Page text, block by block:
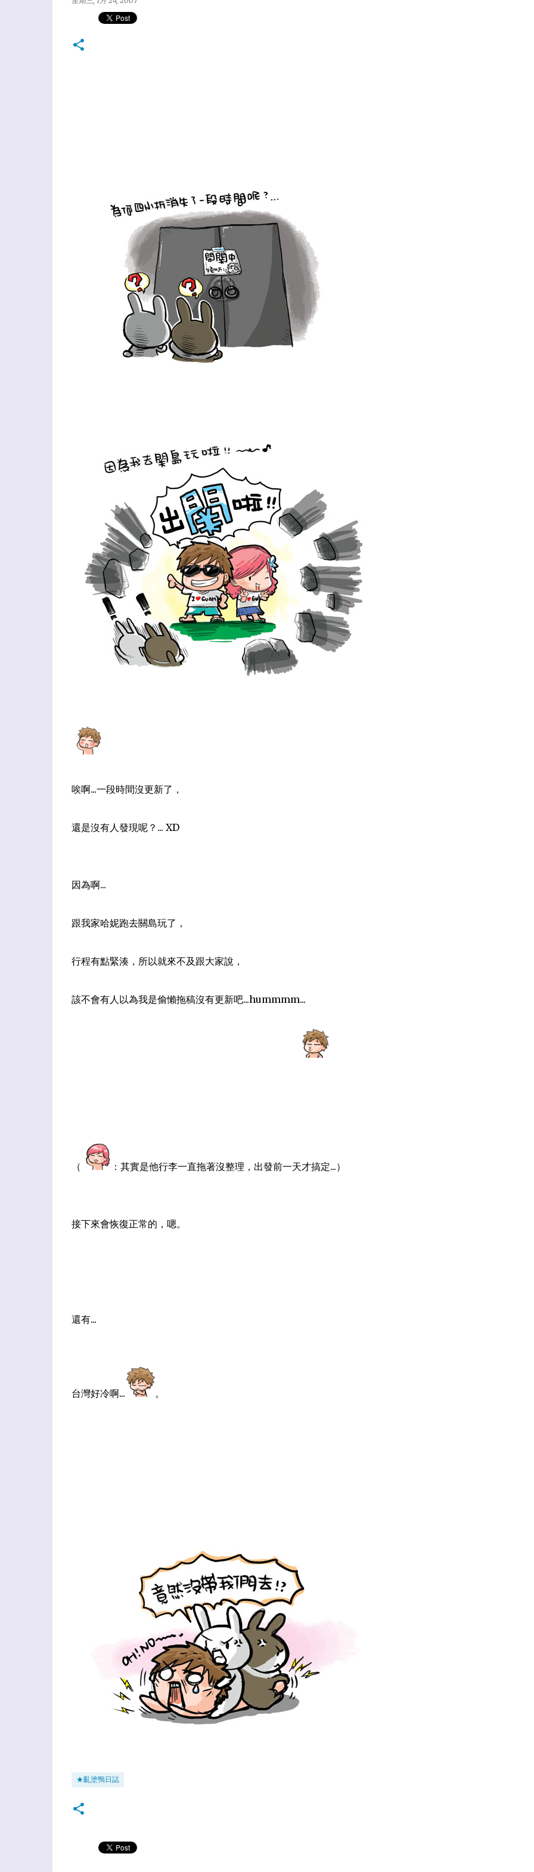
唉啊...一段時間沒更新了，
還是沒有人發現呢？... XD
因為啊...
跟我家哈妮跑去關島玩了，
行程有點緊湊，所以就來不及跟大家說，
該不會有人以為我是偷懶拖稿沒有更新吧...hummmm...
（ ：其實是他行李一直拖著沒整理，出發前一天才搞定...）
接下來會恢復正常的，嗯。
還有...
台灣好冷啊... 。
★亂塗鴨日誌